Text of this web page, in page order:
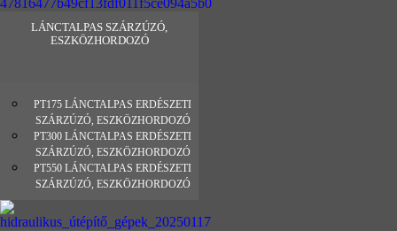
LÁNCTALPAS SZÁRZÚZÓ,
ESZKÖZHORDOZÓ
PT175 LÁNCTALPAS ERDÉSZETI
SZÁRZÚZÓ, ESZKÖZHORDOZÓ
PT300 LÁNCTALPAS ERDÉSZETI
SZÁRZÚZÓ, ESZKÖZHORDOZÓ
PT550 LÁNCTALPAS ERDÉSZETI
SZÁRZÚZÓ, ESZKÖZHORDOZÓ